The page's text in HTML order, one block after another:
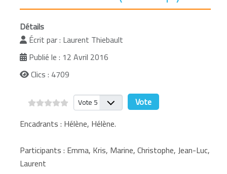
Détails
Écrit par : Laurent Thiebault
Publié le : 12 Avril 2016
Clics : 4709
Veuillez voter
Encadrants : Hélène, Hélène.
Participants : Emma, Kris, Marine, Christophe, Jean-Luc,
Laurent